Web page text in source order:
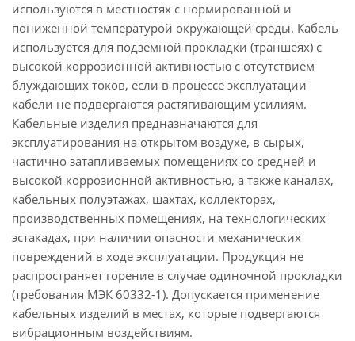
используются в местностях с нормированной и
пониженной температурой окружающей среды. Кабель
используется для подземной прокладки (траншеях) с
высокой коррозионной активностью с отсутствием
блуждающих токов, если в процессе эксплуатации
кабели не подвергаются растягивающим усилиям.
Кабельные изделия предназначаются для
эксплуатирования на открытом воздухе, в сырых,
частично затапливаемых помещениях со средней и
высокой коррозионной активностью, а также каналах,
кабельных полуэтажах, шахтах, коллекторах,
производственных помещениях, на технологических
эстакадах, при наличии опасности механических
повреждений в ходе эксплуатации. Продукция не
распространяет горение в случае одиночной прокладки
(требования МЭК 60332-1). Допускается применение
кабельных изделий в местах, которые подвергаются
вибрационным воздействиям.